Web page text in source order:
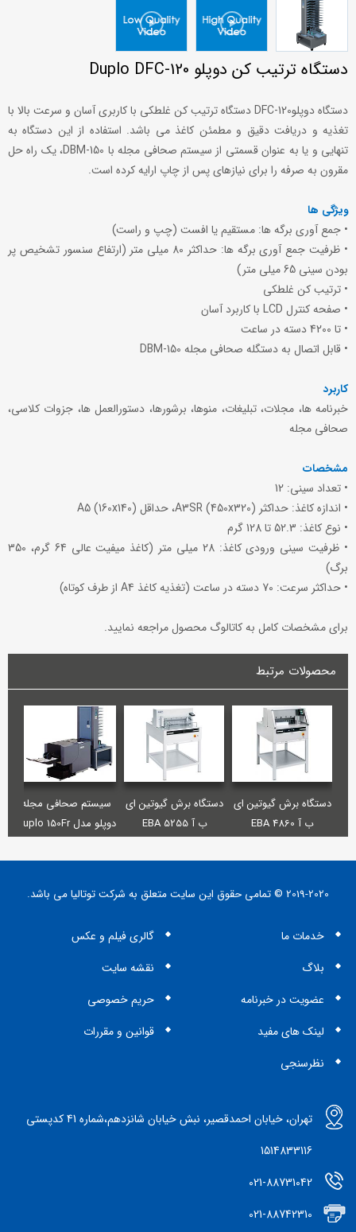
دستگاه ترتیب کن دوپلو Duplo DFC-120
دستگاه دوپلوDFC-120 دستگاه ترتیب کن غلطکی با کاربری آسان و سرعت بالا با
تغذیه و دریافت دقیق و مطمئن کاغذ می باشد. استفاده از این دستگاه به
تنهایی و یا به عنوان قسمتی از سیستم صحافی مجله با DBM-150، یک راه حل
مقرون به صرفه را برای نیازهای پس از چاپ ارایه کرده است.
ویژگی ها
• جمع آوری برگه ها: مستقیم یا افست (چپ و راست)
• ظرفیت جمع آوری برگه ها: حداکثر 80 میلی متر (ارتفاع سنسور تشخیص پر
بودن سینی 65 میلی متر)
• ترتیب کن غلطکی
• صفحه کنترل LCD با کاربرد آسان
• تا 4200 دسته در ساعت
• قابل اتصال به دستگله صحافی مجله DBM-150
کاربرد
خبرنامه ها، مجلات، تبلیغات، منوها، برشورها، دستورالعمل ها، جزوات کلاسی،
صحافی مجله
مشخصات
• تعداد سینی: 12
• اندازه کاغذ: حداکثر A3SR (450x320)، حداقل A5 (160x140)
• نوع کاغذ: 52.3 تا 128 گرم
• ظرفیت سینی ورودی کاغذ: 28 میلی متر (کاغذ میفیت عالی 64 گرم، 350
برگ)
• حداکثر سرعت: 70 دسته در ساعت (تغذیه کاغذ A4 از طرف کوتاه)
برای مشخصات کامل به کاتالوگ محصول مراجعه نمایید.
محصولات مرتبط
دستگاه برش گیوتین ای
ب آ EBA 4860
دستگاه برش گیوتین ای
ب آ EBA 5255
سیستم صحافی مجله
دوپلو مدل Duplo 150Fr
خدمات ما
بلاگ
عضویت در خبرنامه
لینک های مفید
نظرسنجی
گالری فیلم و عکس
نقشه سایت
حریم خصوصی
قوانین و مقررات
تهران، خیابان احمدقصیر، نبش خیابان شانزدهم،شماره 41 کدپستی
1514833116
021-88731042
021-88742310
2019-2020 © تمامی حقوق این سایت متعلق به شرکت توتالیا می باشد.